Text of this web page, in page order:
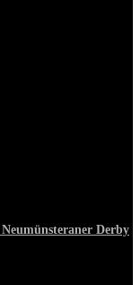
Derby